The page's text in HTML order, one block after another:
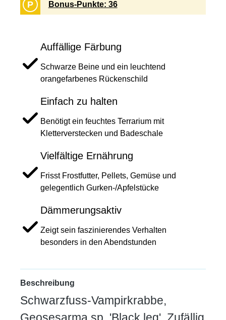
P Bonus-Punkte: 36
Auffällige Färbung
Schwarze Beine und ein leuchtend
orangefarbenes Rückenschild
Einfach zu halten
Benötigt ein feuchtes Terrarium mit
Kletterverstecken und Badeschale
Vielfältige Ernährung
Frisst Frostfutter, Pellets, Gemüse und
gelegentlich Gurken-/Apfelstücke
Dämmerungsaktiv
Zeigt sein faszinierendes Verhalten
besonders in den Abendstunden
Beschreibung
Schwarzfuss-Vampirkrabbe,